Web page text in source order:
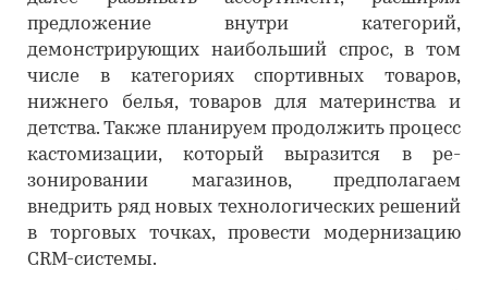
предложение внутри категорий,
демонстрирующих наибольший спрос, в том
числе в категориях спортивных товаров,
нижнего белья, товаров для материнства и
детства. Также планируем продолжить процесс
кастомизации, который выразится в ре-
зонировании магазинов, предполагаем
внедрить ряд новых технологических решений
в торговых точках, провести модернизацию
CRM-системы.